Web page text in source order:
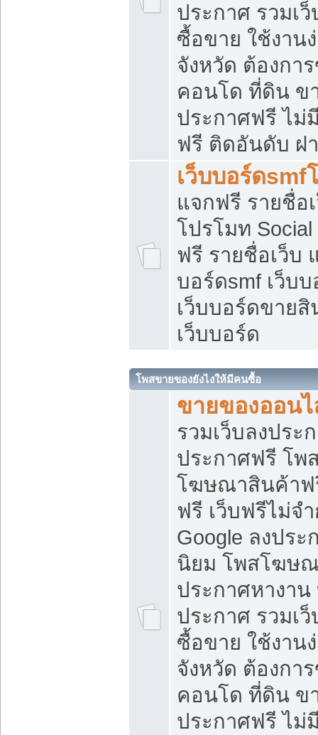
ประกาศ รวมเ
ซื้อขาย ใช้งาน
จังหวัด ต้องกา
คอนโด ที่ดิน ข
ประกาศฟรี ไม่
ฟรี ติดอันดับ ฝ
เว็บบอร์ดsmf
แจกฟรี รายชื่อ
โปรโมท
ฟรี รายชื่อเว็บ
บอร์ดsmf เว็บ
เว็บบอร์ดขาย
เว็บบอร์ด
โพสขายของยังไงให้มีคนซื้อ
ขายของออน
รวมเว็บลงประ
ประกาศฟรี โพ
โฆษณาสินค้าฟ
ฟรี เว็บฟรีไม่จ
Google ลงปร
นิยม โพสโฆษ
ประกาศหางาน
ประกาศ รวมเ
ซื้อขาย ใช้งาน
จังหวัด ต้องกา
คอนโด ที่ดิน ข
ประกาศฟรี ไม่